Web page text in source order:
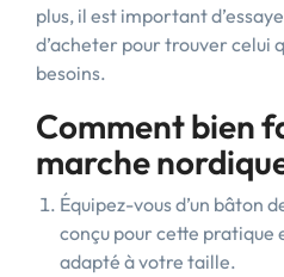
plus, il est important
d’acheter pour trouver celui
besoins.
Comment bien
marche
Équipez-vous d’un bâton
conçu pour cette pratique
adapté à votre taille.